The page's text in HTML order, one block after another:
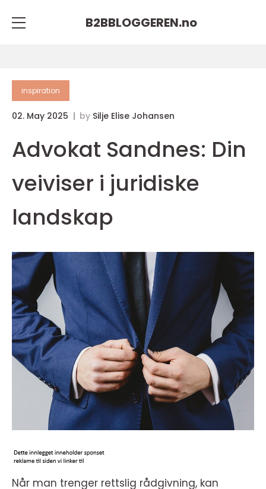
B2BBLOGGEREN.no
inspiration
02. May 2025 by Silje Elise Johansen
Advokat Sandnes: Din
veiviser i juridiske
landskap
Når man trenger rettslig rådgivning, kan